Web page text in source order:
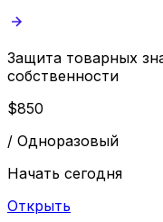
Защита товарных
собственности
$850
/ Одноразовый
Начать сегодня
Открыть